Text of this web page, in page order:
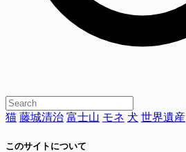
猫 藤城清治 富士山 モネ 犬 世界遺産
このサイトについて